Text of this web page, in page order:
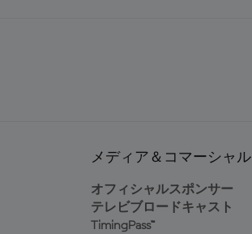
メディア＆コマーシャル
オフィシャルスポンサー
テレビブロードキャスト
TimingPass™